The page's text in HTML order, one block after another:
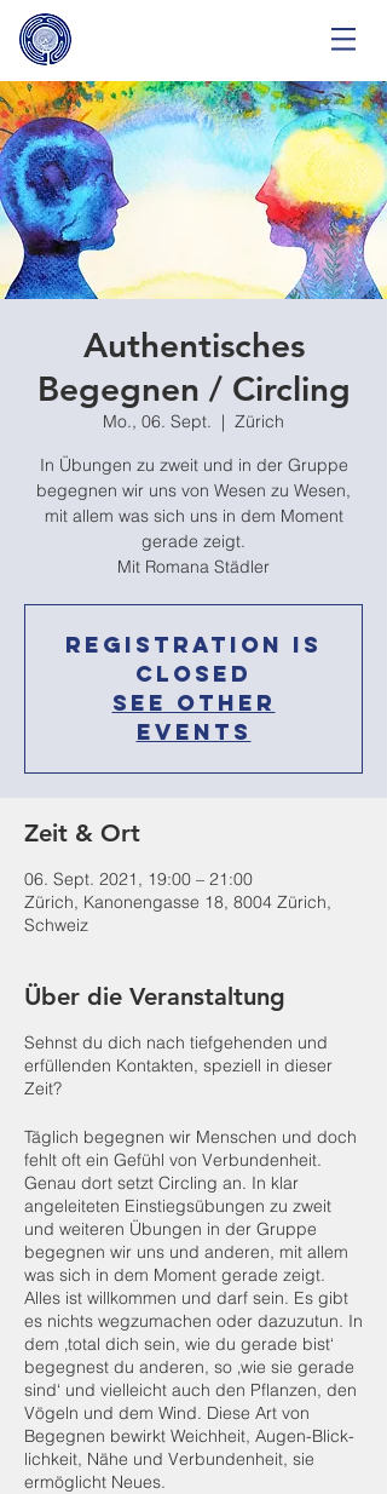
Authentisches
Begegnen / Circling
Mo., 06. Sept.
  |
Zürich
In Übungen zu zweit und in der Gruppe
begegnen wir uns von Wesen zu Wesen,
mit allem was sich uns in dem Moment
gerade zeigt.
Mit Romana Städler
Registration is
Closed
See other
events
Zeit & Ort
06. Sept. 2021, 19:00 – 21:00
Zürich, Kanonengasse 18, 8004 Zürich,
Schweiz
Über die Veranstaltung
Sehnst du dich nach tiefgehenden und
erfüllenden Kontakten, speziell in dieser
Zeit?
Täglich begegnen wir Menschen und doch
fehlt oft ein Gefühl von Verbundenheit.
Genau dort setzt Circling an. In klar
angeleiteten Einstiegsübungen zu zweit
und weiteren Übungen in der Gruppe
begegnen wir uns und anderen, mit allem
was sich in dem Moment gerade zeigt.
Alles ist willkommen und darf sein. Es gibt
es nichts wegzumachen oder dazuzutun. In
dem ‚total dich sein, wie du gerade bist‘
begegnest du anderen, so ‚wie sie gerade
sind‘ und vielleicht auch den Pflanzen, den
Vögeln und dem Wind. Diese Art von
Begegnen bewirkt Weichheit, Augen-Blick-
lichkeit, Nähe und Verbundenheit, sie
ermöglicht Neues.